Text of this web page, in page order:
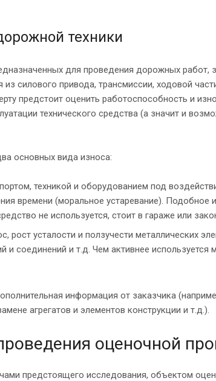
техники
для проведения дорожных работ,
силового привода, трансмиссии, ходовой
предстоит оценить работоспособность и
технического средства (а значит и
основных вида износа:
техникой и оборудованием под
времени (моральное устаревание). Подобное
не используется, стоит в гараже или
рост усталости и ползучести металлических
и соединений и т.д. Чем активнее
информация от заказчика
агрегатов и элементов конструкции и т.д.).
оценочной
предстоящего исследования, объектом